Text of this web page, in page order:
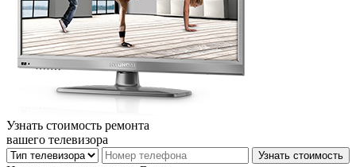
Узнать стоимость ремонта
вашего телевизора